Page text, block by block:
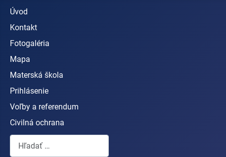
Úvod
Kontakt
Fotogaléria
Mapa
Materská škola
Prihlásenie
Voľby a referendum
Civilná ochrana
Hľadať...